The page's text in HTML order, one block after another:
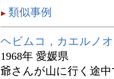
類似事例
ヘビムコ，カエルノ
1968年 愛媛県
爺さんが山に行く途